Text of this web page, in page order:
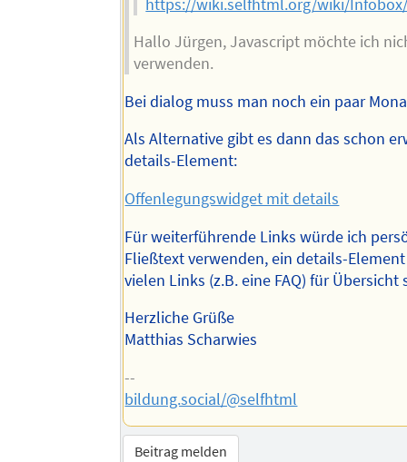
https://wiki.selfhtml.org/wiki/Infobox/
Hallo Jürgen, Javascript möchte ich
verwenden.
Bei dialog muss man noch ein paar
Als Alternative gibt es dann das schon
details-Element:
Offenlegungswidget mit details
Für weiterführende Links würde ich
Fließtext verwenden, ein details-
vielen Links (z.B. eine FAQ) für Übersicht
Herzliche Grüße
Matthias Scharwies
--
bildung.social/@selfhtml
Beitrag melden